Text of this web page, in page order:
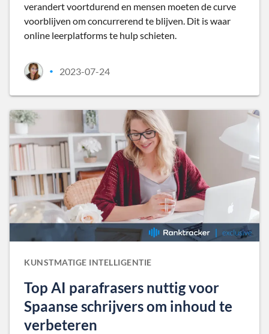
verandert voortdurend en mensen moeten de curve
voorblijven om concurrerend te blijven. Dit is waar
online leerplatforms te hulp schieten.
• 2023-07-24
KUNSTMATIGE INTELLIGENTIE
Top AI parafrasers nuttig voor
Spaanse schrijvers om inhoud te
verbeteren